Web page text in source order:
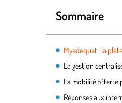
Sommaire
Réponses aux